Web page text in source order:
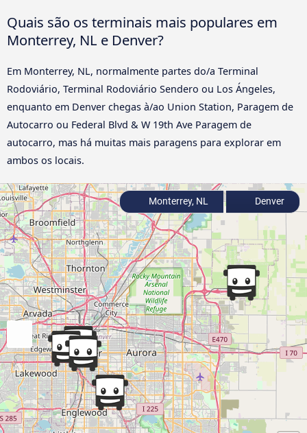
Quais são os terminais mais populares em
Monterrey, NL e Denver?
Em Monterrey, NL, normalmente partes do/a Terminal
Rodoviário, Terminal Rodoviário Sendero ou Los Ángeles,
enquanto em Denver chegas à/ao Union Station, Paragem de
Autocarro ou Federal Blvd & W 19th Ave Paragem de
autocarro, mas há muitas mais paragens para explorar em
ambos os locais.
Monterrey, NL Denver